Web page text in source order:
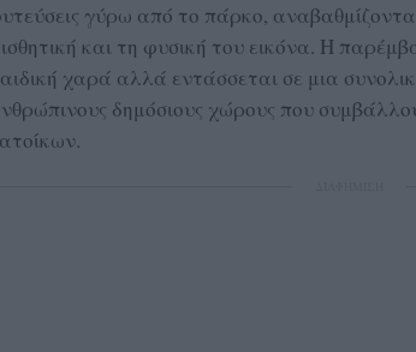
γύρω από το πάρκο,
και τη φυσική του εικόνα. Η
χαρά αλλά εντάσσεται σε μια
δημόσιους χώρους που